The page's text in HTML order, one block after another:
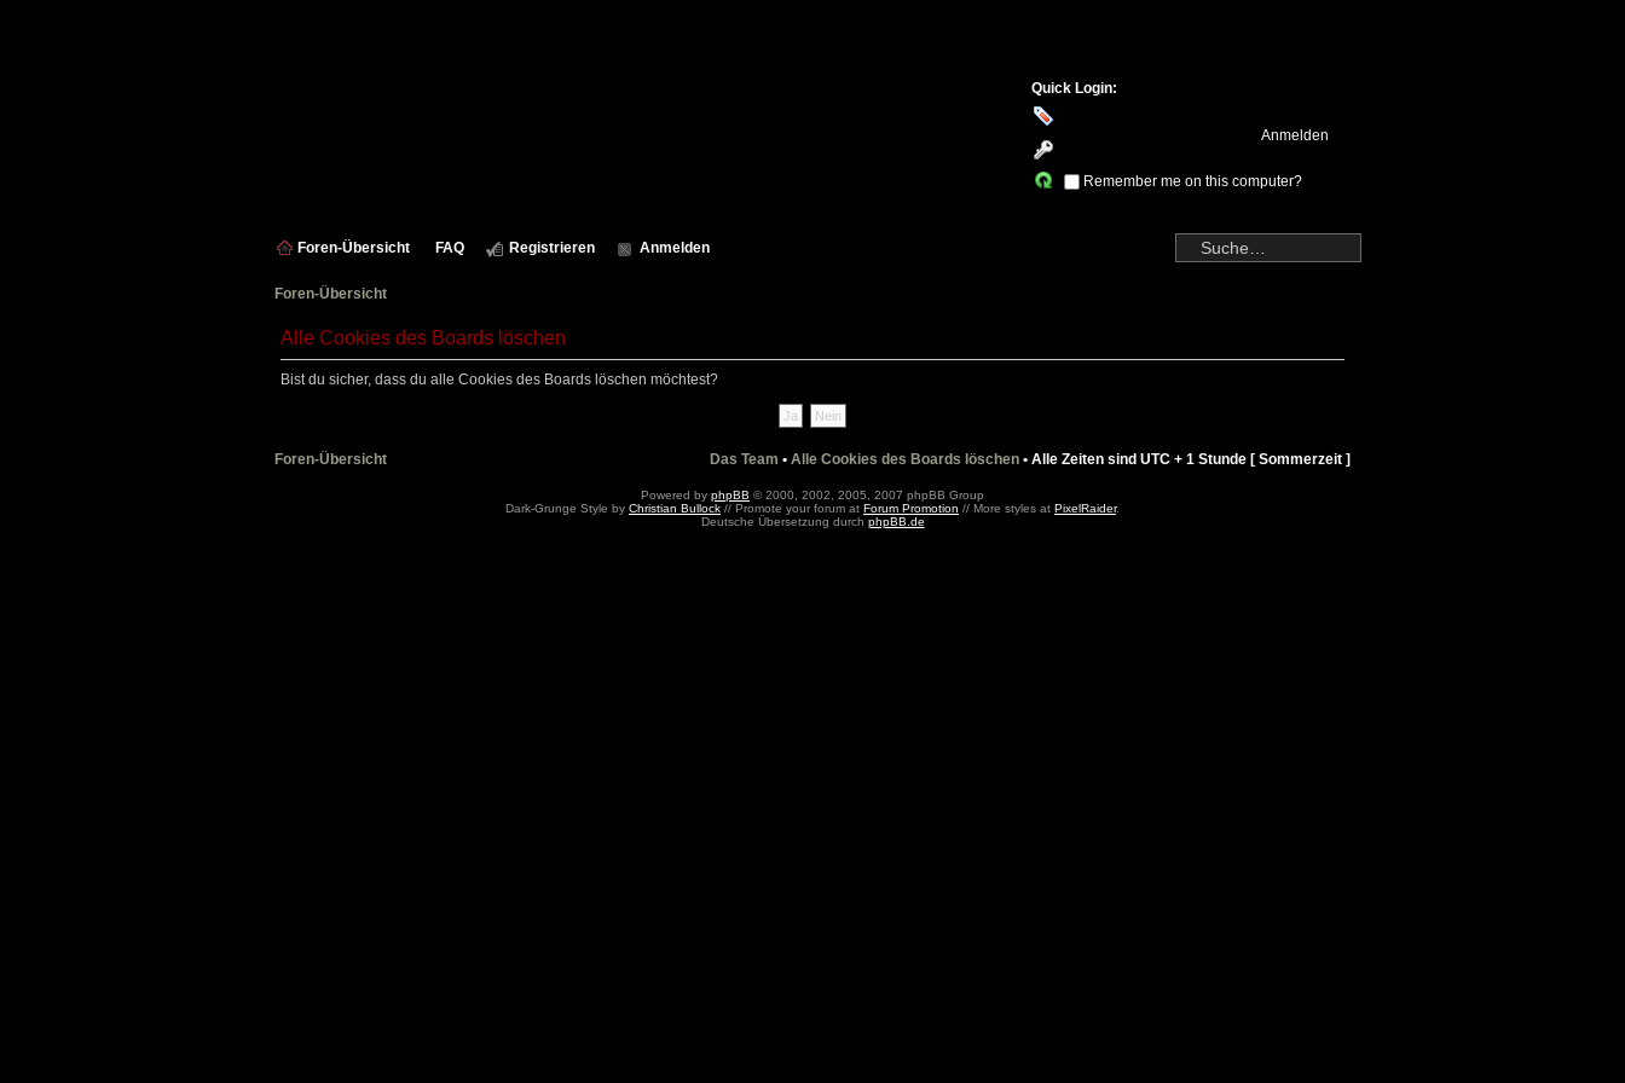
Quick Login:
Remember me on this computer?
Foren-Übersicht FAQ Registrieren Anmelden
Foren-Übersicht
Alle Cookies des Boards löschen
Bist du sicher, dass du alle Cookies des Boards löschen möchtest?
Foren-Übersicht Das Team • Alle Cookies des Boards löschen • Alle Zeiten sind UTC + 1 Stunde [ Sommerzeit ]
Powered by phpBB © 2000, 2002, 2005, 2007 phpBB Group
Dark-Grunge Style by Christian Bullock // Promote your forum at Forum Promotion // More styles at PixelRaider.
Deutsche Übersetzung durch phpBB.de